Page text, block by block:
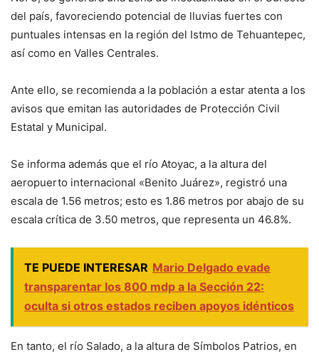
del país, favoreciendo potencial de lluvias fuertes con
puntuales intensas en la región del Istmo de Tehuantepec,
así como en Valles Centrales.
Ante ello, se recomienda a la población a estar atenta a los
avisos que emitan las autoridades de Protección Civil
Estatal y Municipal.
Se informa además que el río Atoyac, a la altura del
aeropuerto internacional «Benito Juárez», registró una
escala de 1.56 metros; esto es 1.86 metros por abajo de su
escala crítica de 3.50 metros, que representa un 46.8%.
TE PUEDE INTERESAR Mario Delgado evade
transparentar los 800 mdp a la Sección 22:
oculta si otros estados reciben apoyos idénticos
En tanto, el río Salado, a la altura de Símbolos Patrios, en